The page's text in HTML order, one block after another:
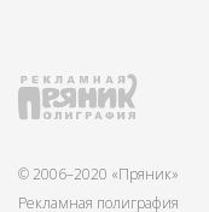
© 2006–2020 «Пряник»
Рекламная полиграфия